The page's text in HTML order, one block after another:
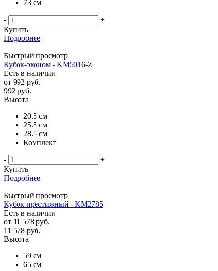
73 см
-
+
Купить
Подробнее
Быстрый просмотр
Кубок-эконом - KM5016-Z
Есть в наличии
от 992 руб.
992 руб.
Высота
20.5 см
25.5 см
28.5 см
Комплект
-
+
Купить
Подробнее
Быстрый просмотр
Кубок престижный - KM2785
Есть в наличии
от 11 578 руб.
11 578 руб.
Высота
59 см
65 см